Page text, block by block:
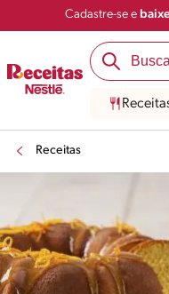
Cadastre-se e
Receitas
Salvar